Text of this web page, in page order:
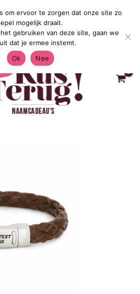
Verzending in Nederland &
om ervoor te zorgen dat onze site zo
mogelijk draait.
gebruiken van deze site, gaan we
dat je ermee instemt.
Ok
Nee